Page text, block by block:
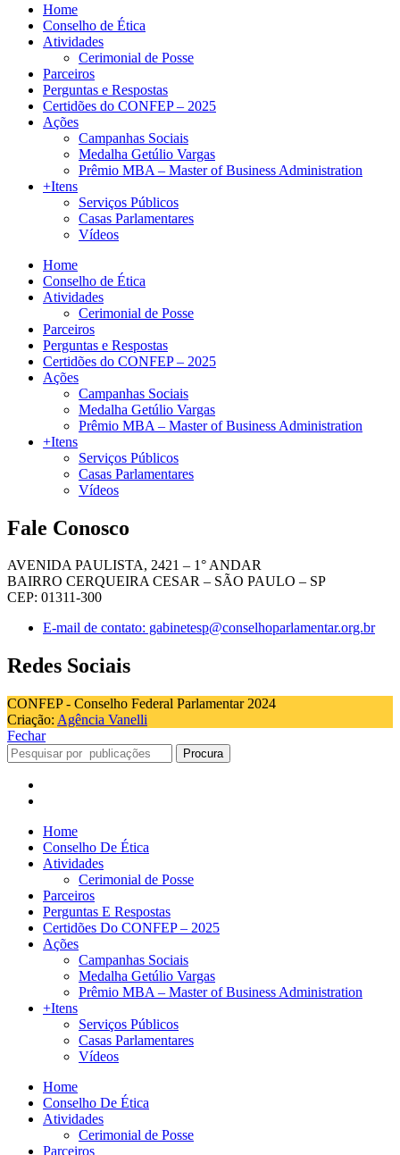
Home
Conselho de Ética
Atividades
Cerimonial de Posse
Parceiros
Perguntas e Respostas
Certidões do CONFEP – 2025
Ações
Campanhas Sociais
Medalha Getúlio Vargas
Prêmio MBA – Master of Business Administration
+Itens
Serviços Públicos
Casas Parlamentares
Vídeos
Home
Conselho de Ética
Atividades
Cerimonial de Posse
Parceiros
Perguntas e Respostas
Certidões do CONFEP – 2025
Ações
Campanhas Sociais
Medalha Getúlio Vargas
Prêmio MBA – Master of Business Administration
+Itens
Serviços Públicos
Casas Parlamentares
Vídeos
Fale Conosco
AVENIDA PAULISTA, 2421 – 1° ANDAR
BAIRRO CERQUEIRA CESAR – SÃO PAULO – SP
CEP: 01311-300
E-mail de contato: gabinetesp@conselhoparlamentar.org.br
Redes Sociais
CONFEP - Conselho Federal Parlamentar 2024
Criação: Agência Vanelli
Fechar
Procura
Home
Conselho De Ética
Atividades
Cerimonial de Posse
Parceiros
Perguntas E Respostas
Certidões Do CONFEP – 2025
Ações
Campanhas Sociais
Medalha Getúlio Vargas
Prêmio MBA – Master of Business Administration
+Itens
Serviços Públicos
Casas Parlamentares
Vídeos
Home
Conselho De Ética
Atividades
Cerimonial de Posse
Parceiros